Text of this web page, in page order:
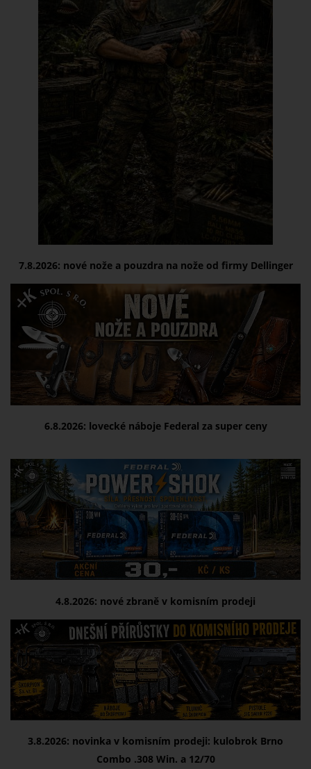
7.8.2026: nové nože a pouzdra na nože od firmy Dellinger
6.8.2026: lovecké náboje Federal za super ceny
4.8.2026: nové zbraně v komisním prodeji
3.8.2026: novinka v komisním prodeji: kulobrok Brno
Combo .308 Win. a 12/70